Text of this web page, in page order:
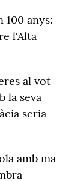
100 anys:
l'Alta
al vot
la seva
seria
amb ma